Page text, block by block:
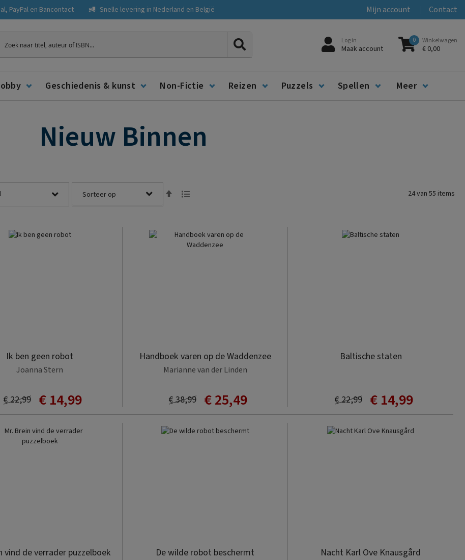
PayPal en Bancontact Snelle levering in Nederland en België Mijn account Contact
Log in
Maak account
0 Winkelwagen
€ 0,00
Geschiedenis & kunst Non-Fictie Reizen Puzzels Spellen Meer
Nieuw Binnen
Van
sorteren
als Lijst 24van 55 items
Ik ben geen robot
Joanna Stern
€ 14,99
€ 22,99
Handboek varen op de Waddenzee
Marianne van der Linden
€ 25,49
€ 38,99
Baltische staten
€ 14,99
€ 22,99
vind de verrader puzzelboek De wilde robot beschermt Nacht Karl Ove Knausgård